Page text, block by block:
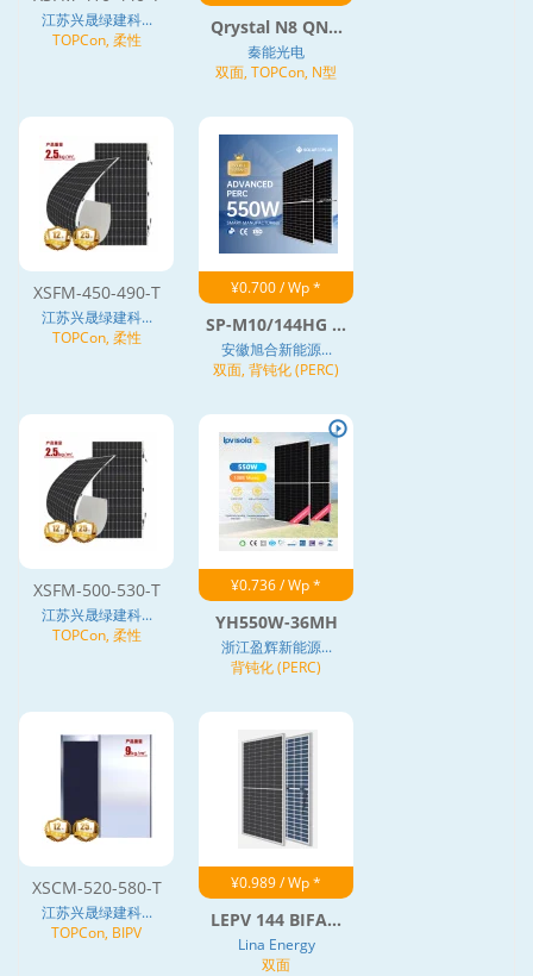
江苏兴晟绿建科...
TOPCon, 柔性
Qrystal N8 QN...
秦能光电
双面, TOPCon, N型
XSFM-450-490-T
江苏兴晟绿建科...
TOPCon, 柔性
¥0.700 / Wp *
SP-M10/144HG ...
安徽旭合新能源...
双面, 背钝化 (PERC)
XSFM-500-530-T
江苏兴晟绿建科...
TOPCon, 柔性
¥0.736 / Wp *
YH550W-36MH
浙江盈辉新能源...
背钝化 (PERC)
XSCM-520-580-T
江苏兴晟绿建科...
TOPCon, BIPV
¥0.989 / Wp *
LEPV 144 BIFA...
Lina Energy
双面